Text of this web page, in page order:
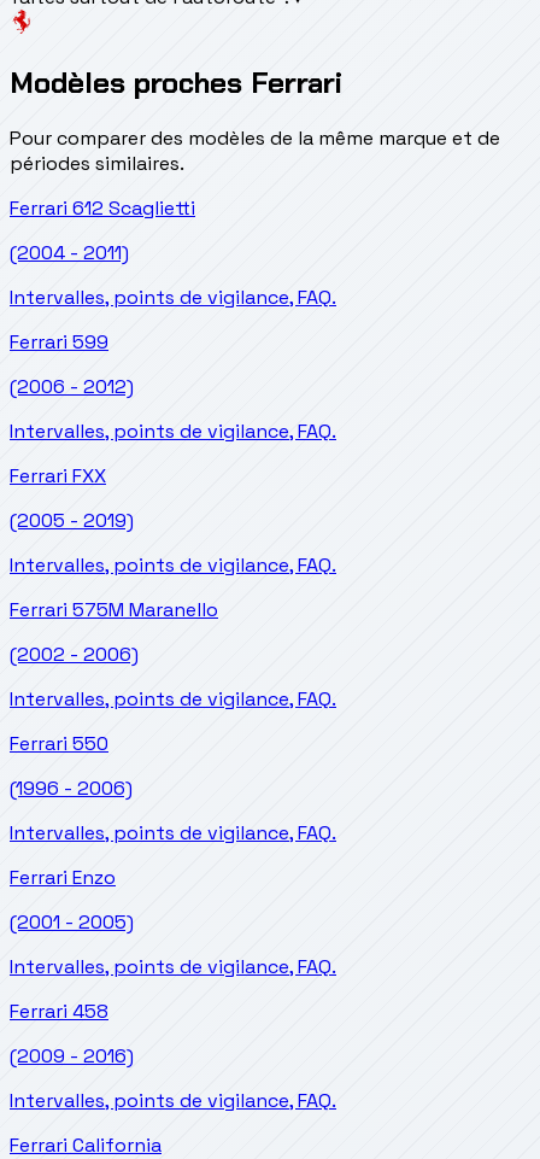
Modèles proches Ferrari
Pour comparer des modèles de la même marque et de
périodes similaires.
Ferrari 612 Scaglietti
(2004 - 2011)
Intervalles, points de vigilance, FAQ.
Ferrari 599
(2006 - 2012)
Intervalles, points de vigilance, FAQ.
Ferrari FXX
(2005 - 2019)
Intervalles, points de vigilance, FAQ.
Ferrari 575M Maranello
(2002 - 2006)
Intervalles, points de vigilance, FAQ.
Ferrari 550
(1996 - 2006)
Intervalles, points de vigilance, FAQ.
Ferrari Enzo
(2001 - 2005)
Intervalles, points de vigilance, FAQ.
Ferrari 458
(2009 - 2016)
Intervalles, points de vigilance, FAQ.
Ferrari California